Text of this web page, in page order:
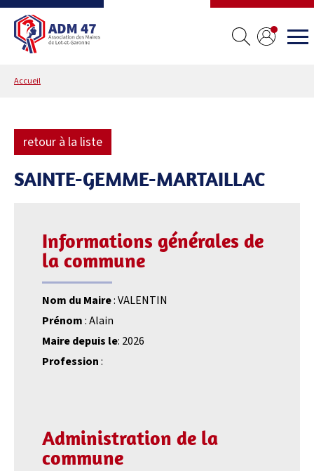
Accueil
retour à la liste
SAINTE-GEMME-MARTAILLAC
Informations générales de
la commune
Nom du Maire: VALENTIN
Prénom: Alain
Maire depuis le: 2026
Profession:
Administration de la
commune